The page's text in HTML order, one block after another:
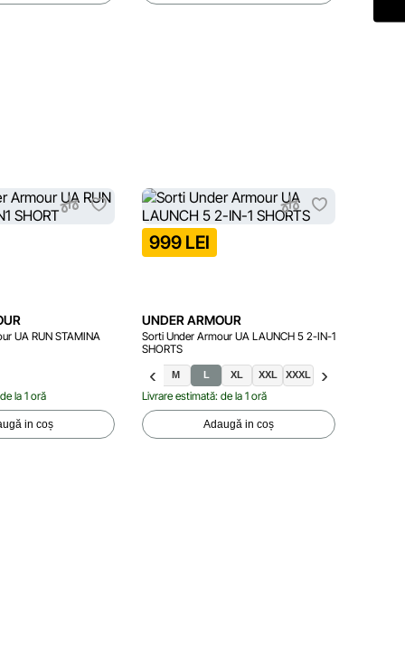
UA RUN STAMINA
la 1 oră
in coș
999 LEI
UNDER ARMOUR
Sorti Under Armour UA LAUNCH 5 2-IN-1
SHORTS
M L XL XXL XXXL
Livrare estimată: de la 1 oră
Adaugă in coș